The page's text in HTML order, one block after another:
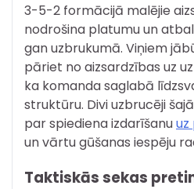
3-5-2 formācijā malējie
nodrošina platumu un
gan uzbrukumā. Viņiem
pāriet no aizsardzības uz
ka komanda saglabā
struktūru. Divi uzbrucēji
par spiediena izdarīšanuuz
un vārtu gūšanas iespēju
Taktiskās sekas